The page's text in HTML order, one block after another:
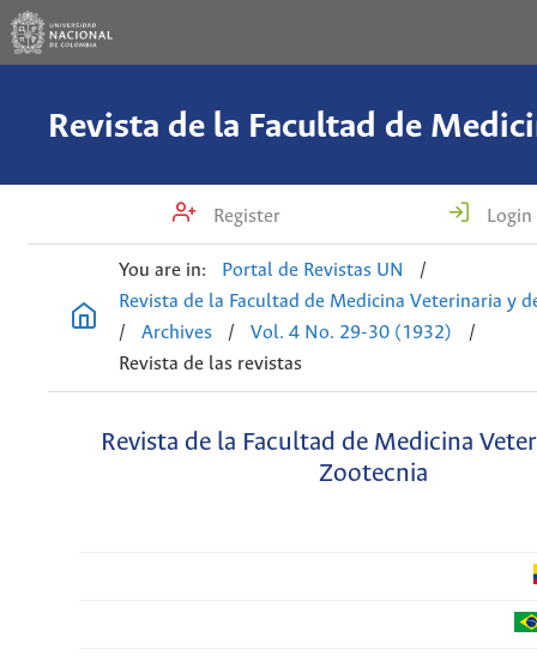
Register Login
You are in: Portal de Revistas UN
/
Revista de la Facultad de Medicina Veterinaria y
/
Archives / Vol. 4 No. 29-30 (1932)
/
Revista de las revistas
Revista de la Facultad de Medicina
Zootecnia